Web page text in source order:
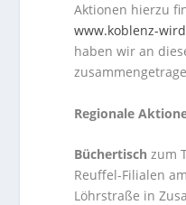
Aktionen hierzu
www.koblenz-
haben wir an
Regionale
Büchertischzum
Reuffel-Filialen
Löhrstraße in